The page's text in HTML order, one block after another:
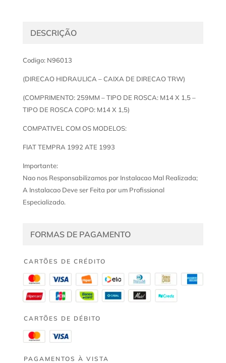
DESCRIÇÃO
Codigo: N96013
(DIRECAO HIDRAULICA – CAIXA DE DIRECAO TRW)
(COMPRIMENTO: 259MM – TIPO DE ROSCA: M14 X 1,5 –
TIPO DE ROSCA COPO: M14 X 1,5)
COMPATIVEL COM OS MODELOS:
FIAT TEMPRA 1992 ATE 1993
Importante:
Nao nos Responsabilizamos por Instalacao Mal Realizada;
A Instalacao Deve ser Feita por um Profissional
Especializado.
FORMAS DE PAGAMENTO
CARTÕES DE CRÉDITO
CARTÕES DE DÉBITO
PAGAMENTOS À VISTA